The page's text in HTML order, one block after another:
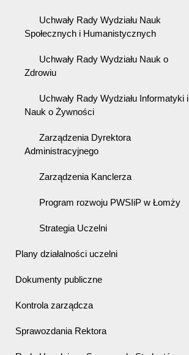
Uchwały Rady Wydziału Nauk
Społecznych i Humanistycznych
Uchwały Rady Wydziału Nauk o
Zdrowiu
Uchwały Rady Wydziału Informatyki i
Nauk o Żywności
Zarządzenia Dyrektora
Administracyjnego
Zarządzenia Kanclerza
Program rozwoju PWSIiP w Łomży
Strategia Uczelni
Plany działalności uczelni
Dokumenty publiczne
Kontrola zarządcza
Sprawozdania Rektora